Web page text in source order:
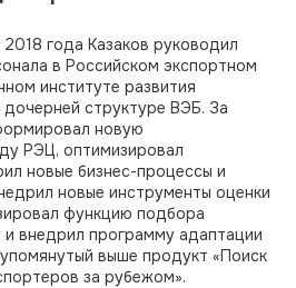
года Казаков руководил
в Российском экспортном
институте развития
структуре ВЭБ. За
новую
РЭЦ, оптимизировал
новые бизнес-процессы и
новые инструменты оценки
функцию подбора
и внедрил программу адаптации
выше продукт «Поиск
за рубежом».